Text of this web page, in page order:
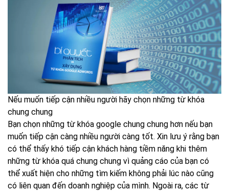
Nếu muốn tiếp cận nhiều người hãy chọn những từ khóa
chung chung
Bạn chọn những từ khóa google chung chung hơn nếu bạn
muốn tiếp cận càng nhiều người càng tốt. Xin lưu ý rằng bạn
có thể thấy khó tiếp cận khách hàng tiềm năng khi thêm
những từ khóa quá chung chung vì quảng cáo của bạn có
thể xuất hiện cho những tìm kiếm không phải lúc nào cũng
có liên quan đến doanh nghiệp của mình. Ngoài ra, các từ